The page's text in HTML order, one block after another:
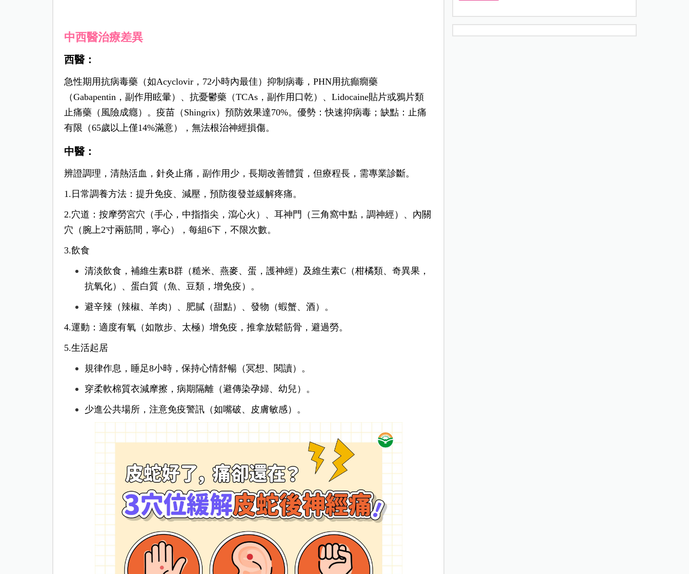
中西醫治療差異
西醫：
急性期用抗病毒藥（如Acyclovir，72小時內最佳）抑制病毒，PHN用抗癲癇藥
（Gabapentin，副作用眩暈）、抗憂鬱藥（TCAs，副作用口乾）、Lidocaine貼片或鴉片類
止痛藥（風險成癮）。疫苗（Shingrix）預防效果達70%。優勢：快速抑病毒；缺點：止痛
有限（65歲以上僅14%滿意），無法根治神經損傷。
中醫：
辨證調理，清熱活血，針灸止痛，副作用少，長期改善體質，但療程長，需專業診斷。
1.日常調養方法： 提升免疫、減壓，預防復發並緩解疼痛。
2.穴道： 按摩勞宮穴（手心，中指指尖，瀉心火）、耳神門（三角窩中點，調神經）、內關
穴（腕上2寸兩筋間，寧心），每組6下，不限次數。
3.飲食
清淡飲食，補維生素B群（糙米、燕麥、蛋，護神經）及維生素C（柑橘類、奇異果，
抗氧化）、蛋白質（魚、豆類，增免疫）。
避辛辣（辣椒、羊肉）、肥膩（甜點）、發物（蝦蟹、酒）。
4.運動： 適度有氧（如散步、太極）增免疫，推拿放鬆筋骨，避過勞。
5.生活起居
規律作息，睡足8小時，保持心情舒暢（冥想、閱讀）。
穿柔軟棉質衣減摩擦，病期隔離（避傳染孕婦、幼兒）。
少進公共場所，注意免疫警訊（如嘴破、皮膚敏感）。